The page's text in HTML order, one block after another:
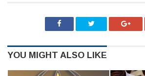
YOU MIGHT ALSO LIKE